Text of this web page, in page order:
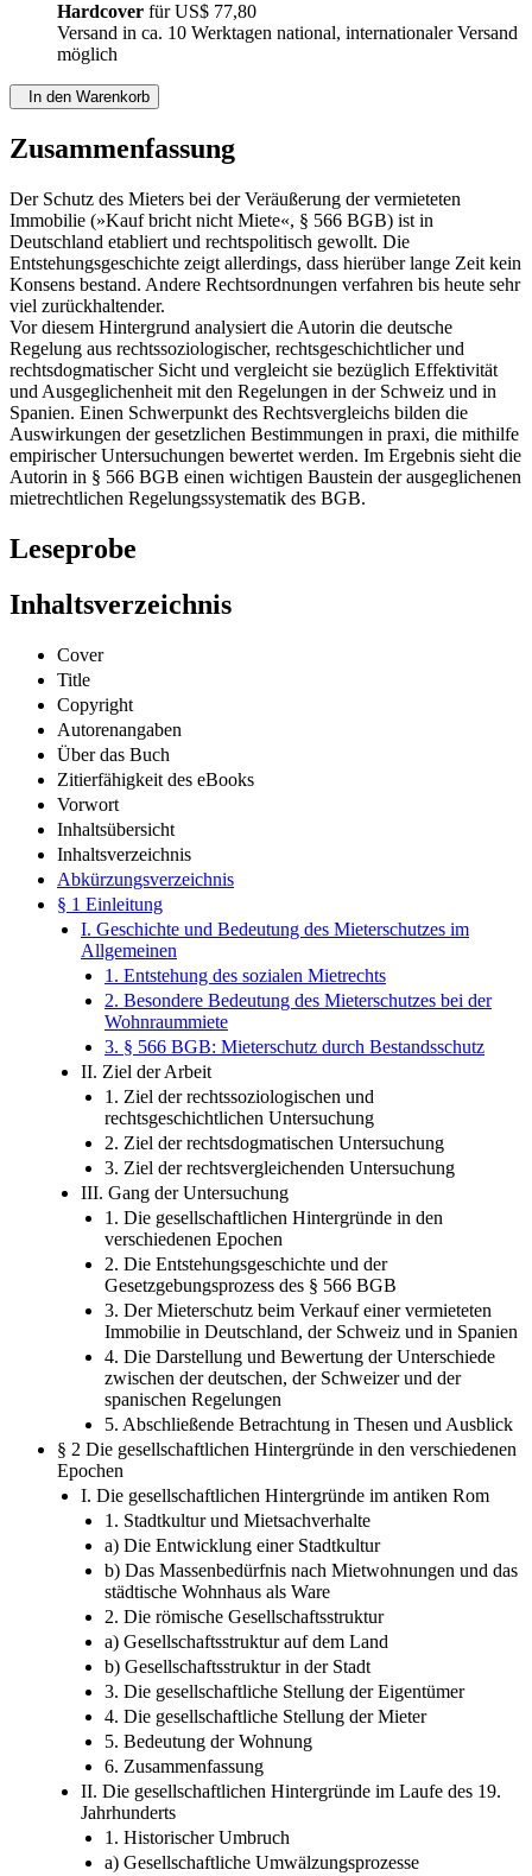
Hardcover fürUS$ 77,80
Versand in ca. 10 Werktagen national, internationaler Versand
möglich
In den Warenkorb
Zusammenfassung
Der Schutz des Mieters bei der Veräußerung der vermieteten
Immobilie (»Kauf bricht nicht Miete«, § 566 BGB) ist in
Deutschland etabliert und rechtspolitisch gewollt. Die
Entstehungsgeschichte zeigt allerdings, dass hierüber lange Zeit kein
Konsens bestand. Andere Rechtsordnungen verfahren bis heute sehr
viel zurückhaltender.
Vor diesem Hintergrund analysiert die Autorin die deutsche
Regelung aus rechtssoziologischer, rechtsgeschichtlicher und
rechtsdogmatischer Sicht und vergleicht sie bezüglich Effektivität
und Ausgeglichenheit mit den Regelungen in der Schweiz und in
Spanien. Einen Schwerpunkt des Rechtsvergleichs bilden die
Auswirkungen der gesetzlichen Bestimmungen in praxi, die mithilfe
empirischer Untersuchungen bewertet werden. Im Ergebnis sieht die
Autorin in § 566 BGB einen wichtigen Baustein der ausgeglichenen
mietrechtlichen Regelungssystematik des BGB.
Leseprobe
Inhaltsverzeichnis
Cover
Title
Copyright
Autorenangaben
Über das Buch
Zitierfähigkeit des eBooks
Vorwort
Inhaltsübersicht
Inhaltsverzeichnis
Abkürzungsverzeichnis
§ 1 Einleitung
I. Geschichte und Bedeutung des Mieterschutzes im
Allgemeinen
1. Entstehung des sozialen Mietrechts
2. Besondere Bedeutung des Mieterschutzes bei der
Wohnraummiete
3. § 566 BGB: Mieterschutz durch Bestandsschutz
II. Ziel der Arbeit
1. Ziel der rechtssoziologischen und
rechtsgeschichtlichen Untersuchung
2. Ziel der rechtsdogmatischen Untersuchung
3. Ziel der rechtsvergleichenden Untersuchung
III. Gang der Untersuchung
1. Die gesellschaftlichen Hintergründe in den
verschiedenen Epochen
2. Die Entstehungsgeschichte und der
Gesetzgebungsprozess des § 566 BGB
3. Der Mieterschutz beim Verkauf einer vermieteten
Immobilie in Deutschland, der Schweiz und in Spanien
4. Die Darstellung und Bewertung der Unterschiede
zwischen der deutschen, der Schweizer und der
spanischen Regelungen
5. Abschließende Betrachtung in Thesen und Ausblick
§ 2 Die gesellschaftlichen Hintergründe in den verschiedenen
Epochen
I. Die gesellschaftlichen Hintergründe im antiken Rom
1. Stadtkultur und Mietsachverhalte
a) Die Entwicklung einer Stadtkultur
b) Das Massenbedürfnis nach Mietwohnungen und das
städtische Wohnhaus als Ware
2. Die römische Gesellschaftsstruktur
a) Gesellschaftsstruktur auf dem Land
b) Gesellschaftsstruktur in der Stadt
3. Die gesellschaftliche Stellung der Eigentümer
4. Die gesellschaftliche Stellung der Mieter
5. Bedeutung der Wohnung
6. Zusammenfassung
II. Die gesellschaftlichen Hintergründe im Laufe des 19.
Jahrhunderts
1. Historischer Umbruch
a) Gesellschaftliche Umwälzungsprozesse